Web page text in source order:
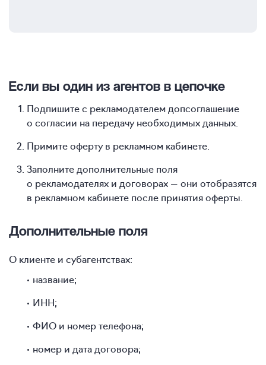
Если вы один из агентов в цепочке
Подпишите с рекламодателем допсоглашение
о согласии на передачу необходимых данных.
Примите оферту в рекламном кабинете.
Заполните дополнительные поля
о рекламодателях и договорах — они отобразятся
в рекламном кабинете после принятия оферты.
Дополнительные поля
О клиенте и субагентствах:
название;
ИНН;
ФИО и номер телефона;
номер и дата договора;